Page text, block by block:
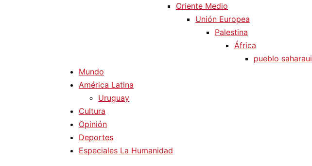
Oriente Medio
Unión Europea
Palestina
África
pueblo saharaui
Mundo
América Latina
Uruguay
Cultura
Opinión
Deportes
Especiales La Humanidad